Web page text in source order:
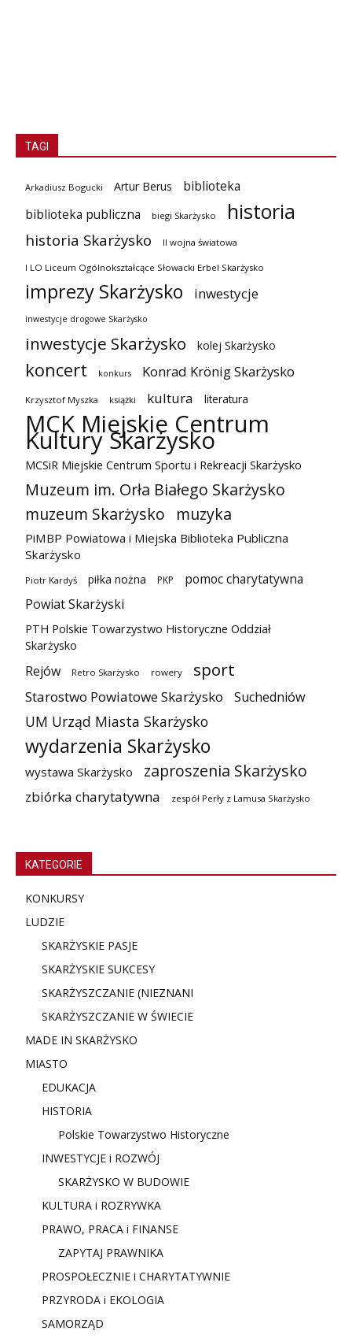
TAGI
Arkadiusz Bogucki Artur Berus
biblioteka
biblioteka publiczna
biegi Skarżysko historia
historia Skarżysko II wojna światowa
I LO Liceum Ogólnokształcące Słowacki Erbel Skarżysko
imprezy Skarżysko inwestycje
inwestycje drogowe Skarżysko
inwestycje Skarżysko kolej Skarżysko
koncert konkurs Konrad Krönig Skarżysko
Krzysztof Myszka książki kultura literatura
MCK Miejskie Centrum
Kultury Skarżysko
MCSiR Miejskie Centrum Sportu i Rekreacji Skarżysko
Muzeum im. Orła Białego Skarżysko
muzeum Skarżysko
muzyka
PiMBP Powiatowa i Miejska Biblioteka Publiczna
Skarżysko
Piotr Kardyś piłka nożna PKP
pomoc charytatywna
Powiat Skarżyski
PTH Polskie Towarzystwo Historyczne Oddział
Skarżysko
Rejów Retro Skarżysko rowery sport
Starostwo Powiatowe Skarżysko Suchedniów
UM Urząd Miasta Skarżysko
wydarzenia Skarżysko
wystawa Skarżysko zaproszenia Skarżysko
zbiórka charytatywna zespół Perły z Lamusa Skarżysko
KATEGORIE
KONKURSY
LUDZIE
SKARŻYSKIE PASJE
SKARŻYSKIE SUKCESY
SKARŻYSZCZANIE (NIEZNANI
SKARŻYSZCZANIE W ŚWIECIE
MADE IN SKARŻYSKO
MIASTO
EDUKACJA
HISTORIA
Polskie Towarzystwo Historyczne
INWESTYCJE i ROZWÓJ
SKARŻYSKO W BUDOWIE
KULTURA i ROZRYWKA
PRAWO, PRACA i FINANSE
ZAPYTAJ PRAWNIKA
PROSPOŁECZNIE i CHARYTATYWNIE
PRZYRODA i EKOLOGIA
SAMORZĄD